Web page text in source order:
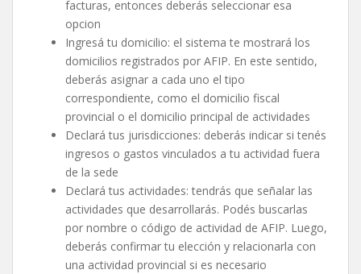
facturas, entonces deberás seleccionar esa
opcion
Ingresá tu domicilio: el sistema te mostrará los
domicilios registrados por AFIP. En este sentido,
deberás asignar a cada uno el tipo
correspondiente, como el domicilio fiscal
provincial o el domicilio principal de actividades
Declará tus jurisdicciones: deberás indicar si tenés
ingresos o gastos vinculados a tu actividad fuera
de la sede
Declará tus actividades: tendrás que señalar las
actividades que desarrollarás. Podés buscarlas
por nombre o código de actividad de AFIP. Luego,
deberás confirmar tu elección y relacionarla con
una actividad provincial si es necesario